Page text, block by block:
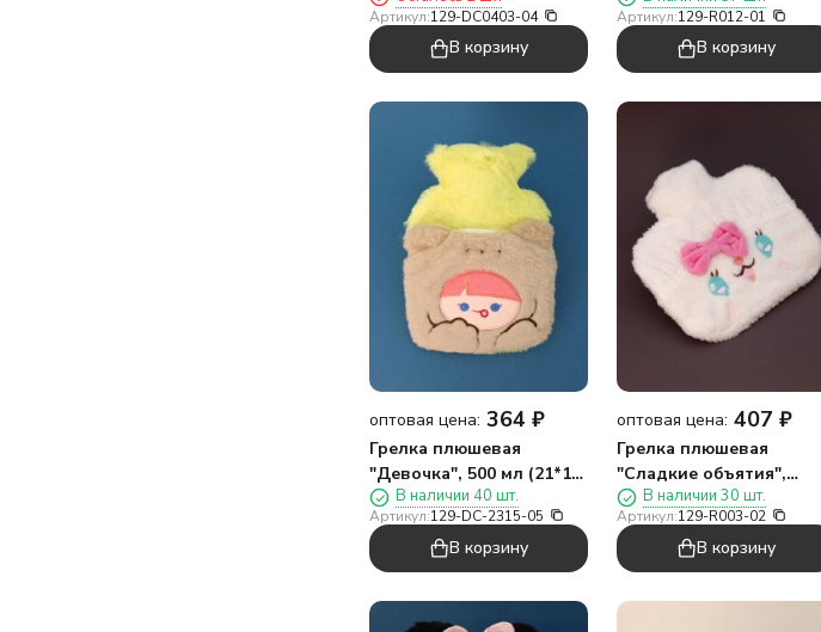
Артикул:129-DC0403-04
В корзину
Артикул:129-R012-01
В корзину
оптовая цена: 364 ₽
Грелка плюшевая
"Девочка", 500 мл (21*15
см) В наличии 40 шт.
Артикул:129-DC-2315-05
В корзину
оптовая цена: 407 ₽
Грелка плюшевая
"Сладкие объятия",
белая, 1000 мл (20*20 см)
В наличии 30 шт.
Артикул:129-R003-02
В корзину